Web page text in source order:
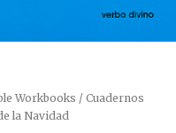
Workbooks / Cuadernos
la Navidad